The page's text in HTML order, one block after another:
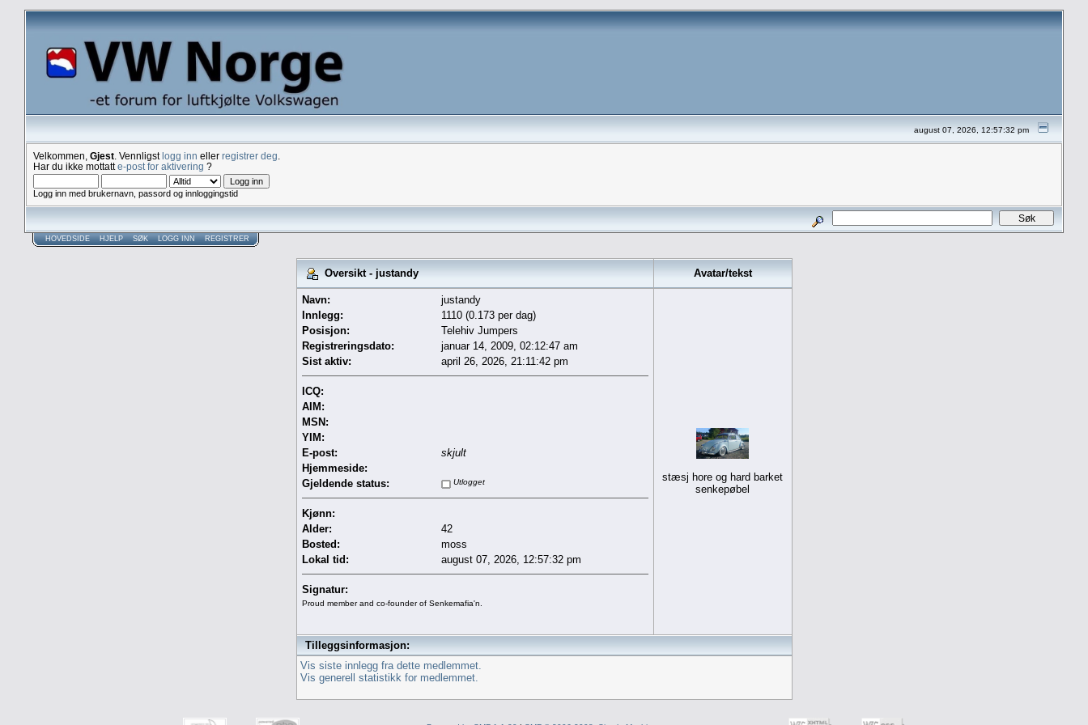
august 07, 2026, 12:57:32 pm
Velkommen, Gjest . Vennligstlogg inn eller registrer deg
Har du ikke mottatte-post for aktivering ?
Logg inn med brukernavn, passord og innloggingstid
HOVEDSIDE HJELP SØK LOGG INN REGISTRER
Oversikt - justandy Avatar/tekst
Navn:
justandy
Innlegg:
1110 (0.173 per dag)
Posisjon:
Telehiv Jumpers
Registreringsdato:
januar 14, 2009, 02:12:47 am
Sist aktiv:
april 26, 2026, 21:11:42 pm
ICQ:
AIM:
MSN:
YIM:
E-post:
skjult
Hjemmeside:
Gjeldende status:
Utlogget
Kjønn:
Alder:
42
Bosted:
moss
Lokal tid:
august 07, 2026, 12:57:32 pm
Signatur:
Proud member and co-founder of Senkemafia'n.
stæsj hore og hard barket
senkepøbel
Tilleggsinformasjon:
Vis siste innlegg fra dette medlemmet.
Vis generell statistikk for medlemmet.